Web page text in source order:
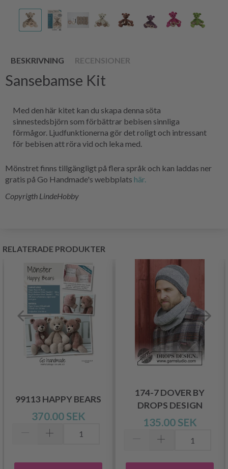
BESKRIVNING RECENSIONER
Sansebamse Kit
Med den här kitet kan du skapa denna söta
sinnestedsbjörn som förbättrar bebisen sinnliga
förmågor. Ljudfunktionerna gör det roligt och intressant
för bebisen att röra vid och leka med.
Mönstret finns tillgängligt på flera språk och kan laddas ner
gratis på Go Handmade's webbplats här.
Copyrigth LindeHobby
RELATERADE PRODUKTER
99113 HAPPY BEARS
370.00 SEK
174-7 DOVER BY
DROPS DESIGN
135.00 SEK